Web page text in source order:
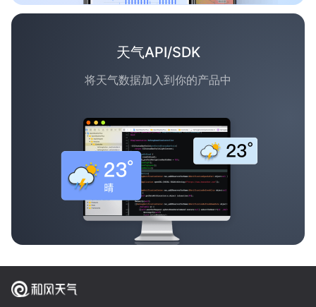
天气API/SDK
将天气数据加入到你的产品中